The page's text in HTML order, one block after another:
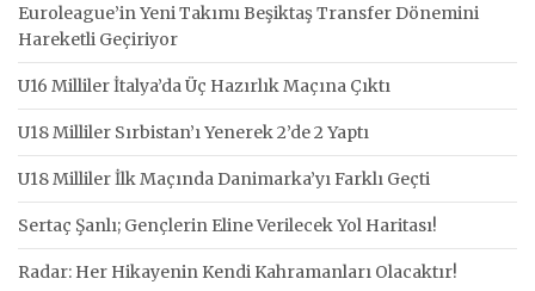
Euroleague’in Yeni Takımı Beşiktaş Transfer Dönemini
Hareketli Geçiriyor
U16 Milliler İtalya’da Üç Hazırlık Maçına Çıktı
U18 Milliler Sırbistan’ı Yenerek 2’de 2 Yaptı
U18 Milliler İlk Maçında Danimarka’yı Farklı Geçti
Sertaç Şanlı; Gençlerin Eline Verilecek Yol Haritası!
Radar: Her Hikayenin Kendi Kahramanları Olacaktır!